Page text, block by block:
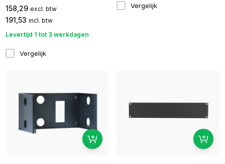
158,29 excl. btw
191,53 incl. btw
Levertijd 1 tot 3 werkdagen
Vergelijk
Vergelijk